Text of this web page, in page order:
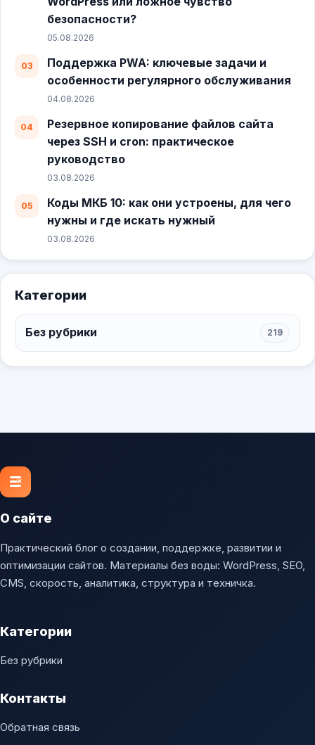
безопасности?
05.08.2026
Поддержка PWA: ключевые задачи и
особенности регулярного обслуживания
04.08.2026
Резервное копирование файлов сайта
через SSH и cron: практическое
руководство
03.08.2026
Коды МКБ 10: как они устроены, для чего
нужны и где искать нужный
03.08.2026
Категории
Без рубрики 219
О сайте
Практический блог о создании, поддержке, развитии и
оптимизации сайтов. Материалы без воды: WordPress, SEO,
CMS, скорость, аналитика, структура и техничка.
Категории
Без рубрики
Контакты
Обратная связь